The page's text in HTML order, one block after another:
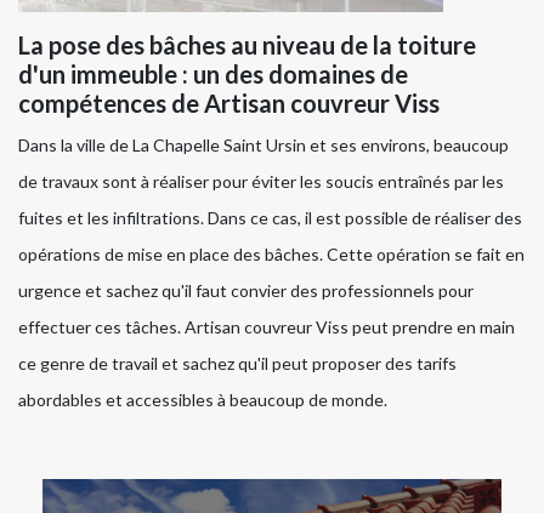
La pose des bâches au niveau de la toiture
d'un immeuble : un des domaines de
compétences de Artisan couvreur Viss
Dans la ville de La Chapelle Saint Ursin et ses environs, beaucoup
de travaux sont à réaliser pour éviter les soucis entraînés par les
fuites et les infiltrations. Dans ce cas, il est possible de réaliser des
opérations de mise en place des bâches. Cette opération se fait en
urgence et sachez qu'il faut convier des professionnels pour
effectuer ces tâches. Artisan couvreur Viss peut prendre en main
ce genre de travail et sachez qu'il peut proposer des tarifs
abordables et accessibles à beaucoup de monde.